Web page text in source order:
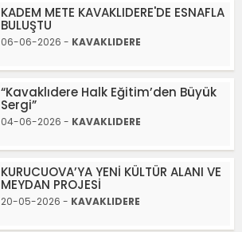
KADEM METE KAVAKLIDERE'DE ESNAFLA
BULUŞTU
06-06-2026 - KAVAKLIDERE
“Kavaklıdere Halk Eğitim’den Büyük
Sergi”
04-06-2026 - KAVAKLIDERE
KURUCUOVA’YA YENİ KÜLTÜR ALANI VE
MEYDAN PROJESİ
20-05-2026 - KAVAKLIDERE